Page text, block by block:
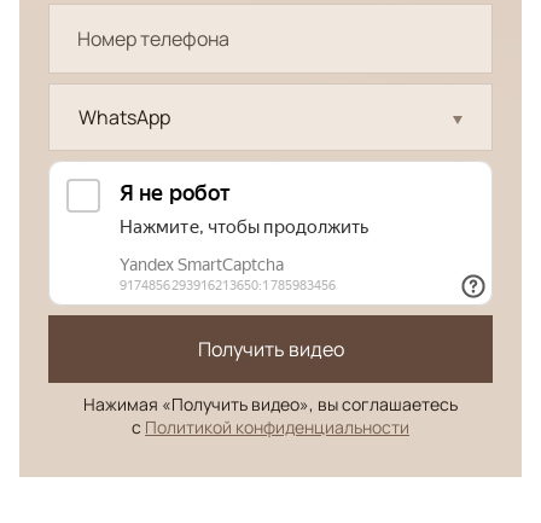
WhatsApp
Получить видео
Нажимая «Получить видео», вы соглашаетесь
с Политикой конфиденциальности